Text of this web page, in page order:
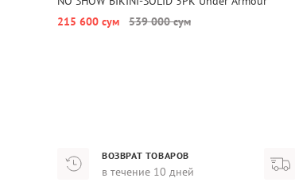
215 600 сум
539 000 сум
ВОЗВРАТ ТОВАРОВ
в течение 10 дней